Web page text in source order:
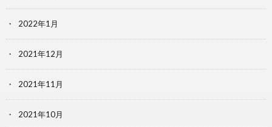
2022年1月
2021年12月
2021年11月
2021年10月